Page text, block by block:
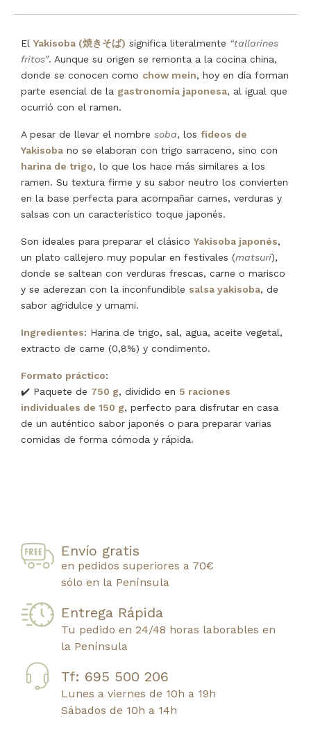
El Yakisoba (焼きそば) significa literalmente “tallarines
fritos”. Aunque su origen se remonta a la cocina china,
donde se conocen como chow mein, hoy en día forman
parte esencial de la gastronomía japonesa, al igual que
ocurrió con el ramen.
A pesar de llevar el nombre soba, los fideos de
Yakisoba no se elaboran con trigo sarraceno, sino con
harina de trigo, lo que los hace más similares a los
ramen. Su textura firme y su sabor neutro los convierten
en la base perfecta para acompañar carnes, verduras y
salsas con un característico toque japonés.
Son ideales para preparar el clásico Yakisoba japonés,
un plato callejero muy popular en festivales (matsuri),
donde se saltean con verduras frescas, carne o marisco
y se aderezan con la inconfundible salsa yakisoba, de
sabor agridulce y umami.
Ingredientes: Harina de trigo, sal, agua, aceite vegetal,
extracto de carne (0,8%) y condimento.
Formato práctico:
✔️ Paquete de 750 g, dividido en 5 raciones
individuales de 150 g, perfecto para disfrutar en casa
de un auténtico sabor japonés o para preparar varias
comidas de forma cómoda y rápida.
Envío gratis
en pedidos superiores a 70€
sólo en la Península
Entrega Rápida
Tu pedido en 24/48 horas laborables en
la Península
Tf: 695 500 206
Lunes a viernes de 10h a 19h
Sábados de 10h a 14h